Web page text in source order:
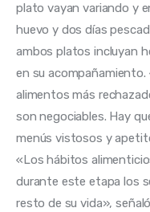
plato vayan variando y
huevo y dos días
ambos platos incluyan
en su acompañamiento.
alimentos más
son negociables. Hay
menús vistosos y
«Los hábitos
durante este etapa los
resto de su vida»,